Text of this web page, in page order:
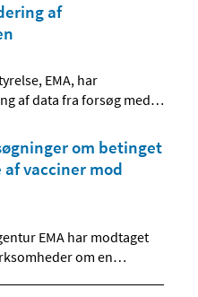
af
EMA, har
af data fra forsøg med…
om betinget
vacciner mod
EMA har modtaget
om en…